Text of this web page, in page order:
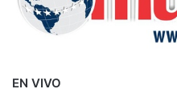
EN VIVO